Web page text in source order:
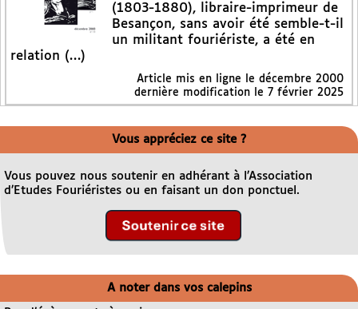
(1803-1880), libraire-imprimeur de
Besançon, sans avoir été semble-t-il
un militant fouriériste, a été en
relation (…)
Article mis en ligne le décembre 2000
dernière modification le 7 février 2025
Vous appréciez ce site ?
Vous pouvez nous soutenir en adhérant à l’Association
d’Etudes Fouriéristes ou en faisant un don ponctuel.
A noter dans vos calepins